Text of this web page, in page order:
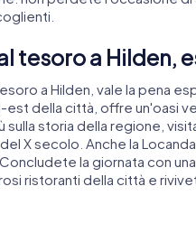
tesoro a Hilden,
a Hilden, vale la pena
est della città, offre un'oasi
storia della regione,
X secolo. Anche la
la giornata con
ristoranti della città e